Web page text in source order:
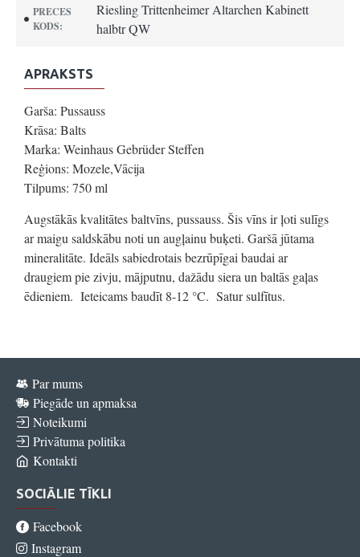
PRECES
KODS:
Riesling Trittenheimer Altarchen Kabinett
halbtr QW
APRAKSTS
Garša: Pussauss
Krāsa: Balts
Marka: Weinhaus Gebrüder Steffen
Reģions: Mozele,Vācija
Tilpums: 750 ml
Augstākās kvalitātes baltvīns, pussauss. Šis vīns ir ļoti sulīgs
ar maigu saldskābu noti un augļainu buķeti. Garšā jūtama
mineralitāte. Ideāls sabiedrotais bezrūpīgai baudai ar
draugiem pie zivju, mājputnu, dažādu siera un baltās gaļas
ēdieniem. Ieteicams baudīt 8-12 °C. Satur sulfītus.
Par mums
Piegāde un apmaksa
Noteikumi
Privātuma politika
Kontakti
SOCIĀLIE TĪKLI
Facebook
Instagram